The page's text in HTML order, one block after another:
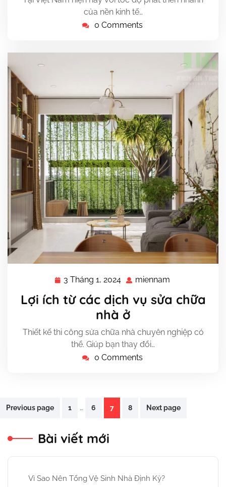
của nền kinh tế…
0 Comments
3 Tháng 1, 2024
Tháng
1,
2024
miennam
Lợi ích từ các dịch vụ sửa chữa
nhà ở
Thiết kế thi công sửa chữa nhà chuyên nghiệp có
thể. Giúp bạn thay đổi…
0 Comments
Phân
bài
viết
Previous page 1 … 6 7 8 Next page
Bài viết mới
Vì Sao Nên Tổng Vệ Sinh Nhà Định Kỳ?